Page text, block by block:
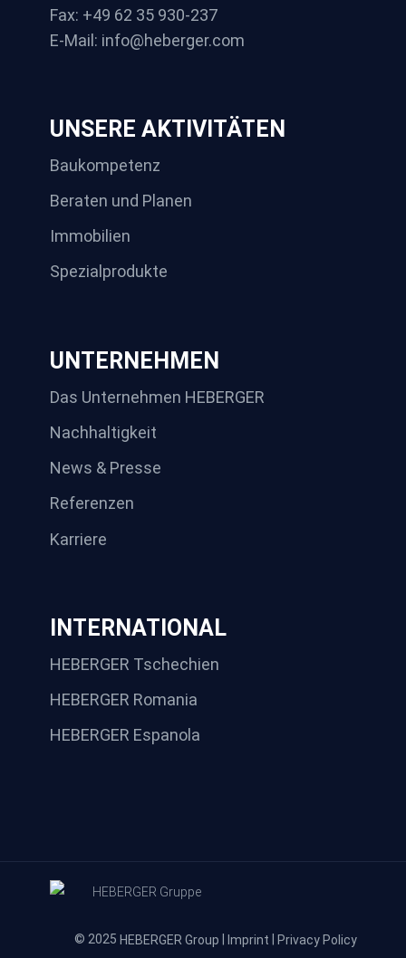
Fax: +49 62 35 930-237
E-Mail: info@heberger.com
UNSERE AKTIVITÄTEN
Baukompetenz
Beraten und Planen
Immobilien
Spezialprodukte
UNTERNEHMEN
Das Unternehmen HEBERGER
Nachhaltigkeit
News & Presse
Referenzen
Karriere
INTERNATIONAL
HEBERGER Tschechien
HEBERGER Romania
HEBERGER Espanola
© 2025 HEBERGER Group Imprint Privacy Policy